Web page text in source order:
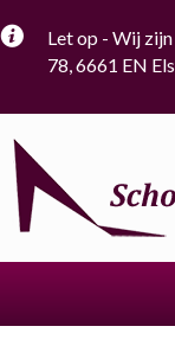
Let op - Wij
78, 6661 EN